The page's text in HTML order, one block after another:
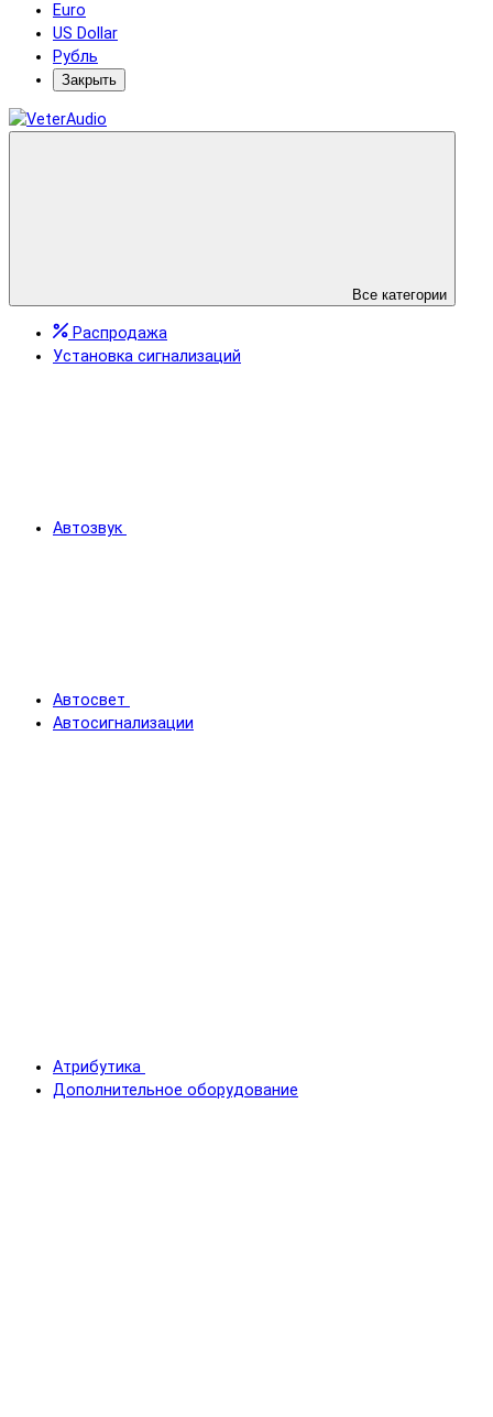
Euro
US Dollar
Рубль
Закрыть
Все категории
Распродажа
Установка сигнализаций
Автозвук
Автосвет
Автосигнализации
Атрибутика
Дополнительное оборудование